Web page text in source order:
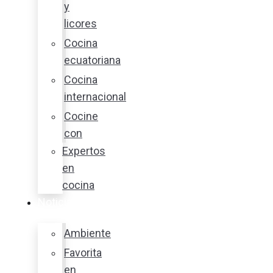
y
licores
Cocina
ecuatoriana
Cocina
internacional
Cocine
con
Expertos
en
cocina
Ambiente
Favorita
en